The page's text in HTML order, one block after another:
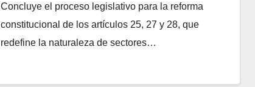
Concluye el proceso legislativo para la reforma
constitucional de los artículos 25, 27 y 28, que
redefine la naturaleza de sectores…